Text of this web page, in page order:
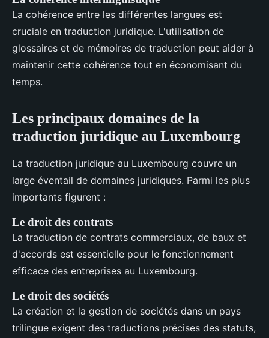
La cohérence entre les différentes langues est
cruciale en traduction juridique. L'utilisation de
glossaires et de mémoires de traduction peut aider à
maintenir cette cohérence tout en économisant du
temps.
Les principaux domaines de la
traduction juridique au Luxembourg
La traduction juridique au Luxembourg couvre un
large éventail de domaines juridiques. Parmi les plus
importants figurent :
Le droit des contrats
La traduction de contrats commerciaux, de baux et
d'accords est essentielle pour le fonctionnement
efficace des entreprises au Luxembourg.
Le droit des sociétés
La création et la gestion de sociétés dans un pays
trilingue exigent des traductions précises des statuts,